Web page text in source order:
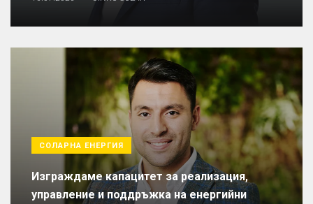
СОЛАРНА ЕНЕРГИЯ
Изграждаме капацитет за реализация,
управление и поддръжка на енергийни